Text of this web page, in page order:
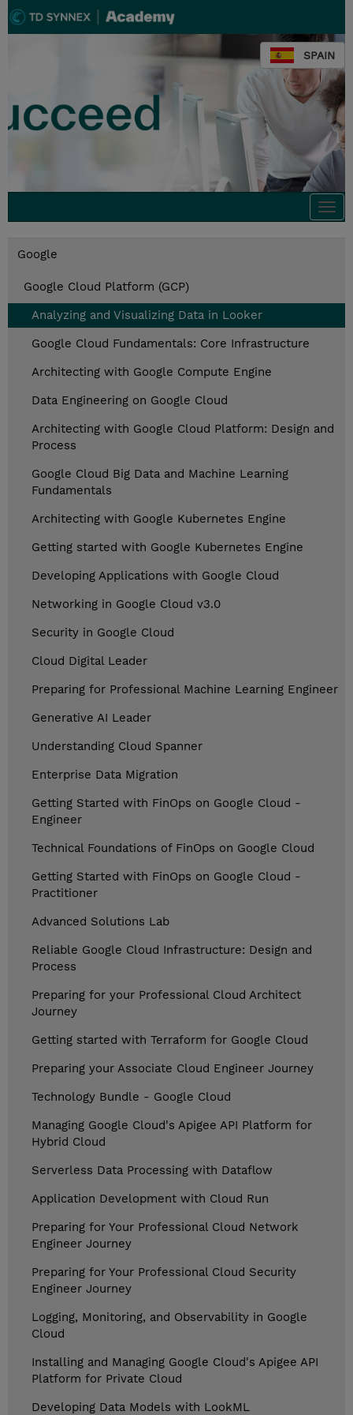
SPAIN
Google
Google Cloud Platform (GCP)
Analyzing and Visualizing Data in Looker
Google Cloud Fundamentals: Core Infrastructure
Architecting with Google Compute Engine
Data Engineering on Google Cloud
Architecting with Google Cloud Platform: Design and
Process
Google Cloud Big Data and Machine Learning
Fundamentals
Architecting with Google Kubernetes Engine
Getting started with Google Kubernetes Engine
Developing Applications with Google Cloud
Networking in Google Cloud v3.0
Security in Google Cloud
Cloud Digital Leader
Preparing for Professional Machine Learning Engineer
Generative AI Leader
Understanding Cloud Spanner
Enterprise Data Migration
Getting Started with FinOps on Google Cloud -
Engineer
Technical Foundations of FinOps on Google Cloud
Getting Started with FinOps on Google Cloud -
Practitioner
Advanced Solutions Lab
Reliable Google Cloud Infrastructure: Design and
Process
Preparing for your Professional Cloud Architect
Journey
Getting started with Terraform for Google Cloud
Preparing your Associate Cloud Engineer Journey
Technology Bundle - Google Cloud
Managing Google Cloud's Apigee API Platform for
Hybrid Cloud
Serverless Data Processing with Dataflow
Application Development with Cloud Run
Preparing for Your Professional Cloud Network
Engineer Journey
Preparing for Your Professional Cloud Security
Engineer Journey
Logging, Monitoring, and Observability in Google
Cloud
Installing and Managing Google Cloud's Apigee API
Platform for Private Cloud
Developing Data Models with LookML